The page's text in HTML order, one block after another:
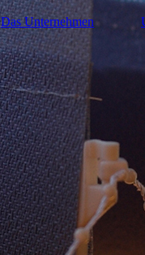
Das Unternehmen